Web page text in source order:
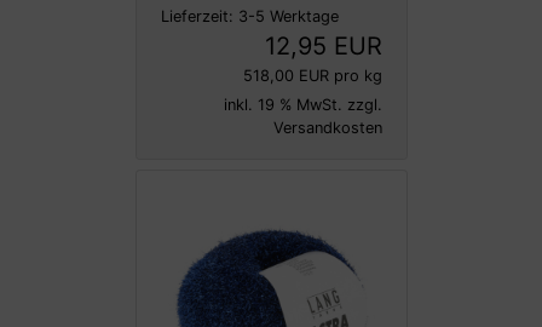
Lieferzeit: 3-5 Werktage
12,95 EUR
518,00 EUR pro kg
inkl. 19 % MwSt. zzgl.
Versandkosten